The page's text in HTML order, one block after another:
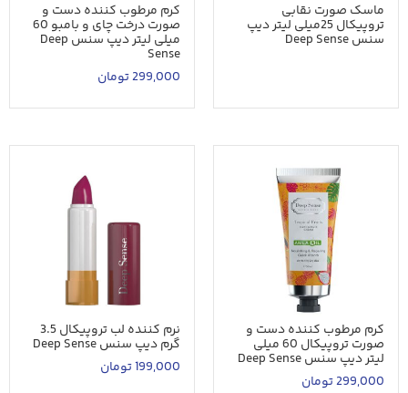
ماسک صورت نقابی
تروپیکال 25میلی لیتر دیپ
سنس Deep Sense
کرم مرطوب کننده دست و
صورت درخت چای و بامبو 60
میلی لیتر دیپ سنس Deep
Sense
299,000تومان
کرم مرطوب کننده دست و
صورت تروپیکال 60 میلی
لیتر دیپ سنس Deep Sense
299,000تومان
نرم کننده لب تروپیکال 3.5
گرم دیپ سنس Deep Sense
199,000تومان